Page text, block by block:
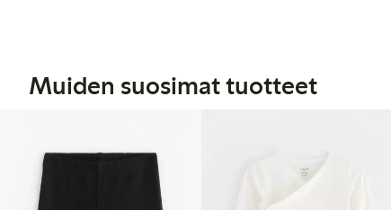
Muiden suosimat tuotteet